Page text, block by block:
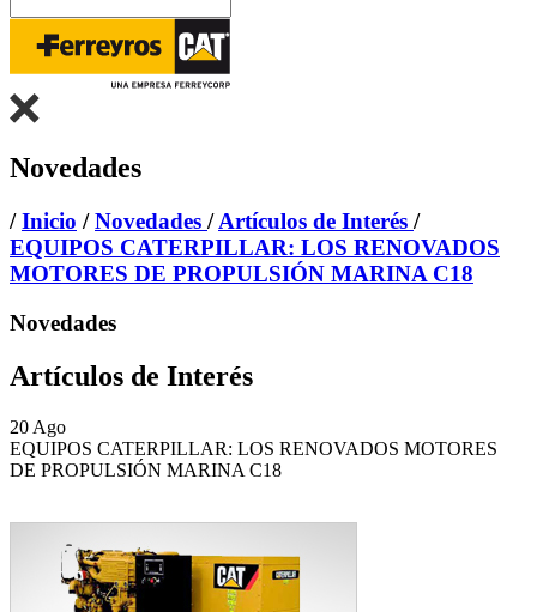
Novedades
/Inicio /Novedades /Artículos de Interés /
EQUIPOS CATERPILLAR: LOS RENOVADOS
MOTORES DE PROPULSIÓN MARINA C18
Novedades
Artículos de Interés
20 Ago
EQUIPOS CATERPILLAR: LOS RENOVADOS MOTORES
DE PROPULSIÓN MARINA C18